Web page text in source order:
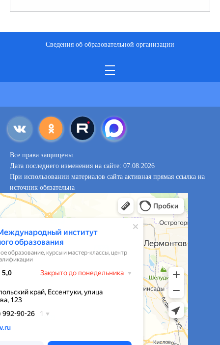
Сведения об образовательной организации
Все права защищены.
Дата последнего изменения на сайте: 07.08.2026
При использовании материалов сайта активная прямая ссылка на
источник обязательна